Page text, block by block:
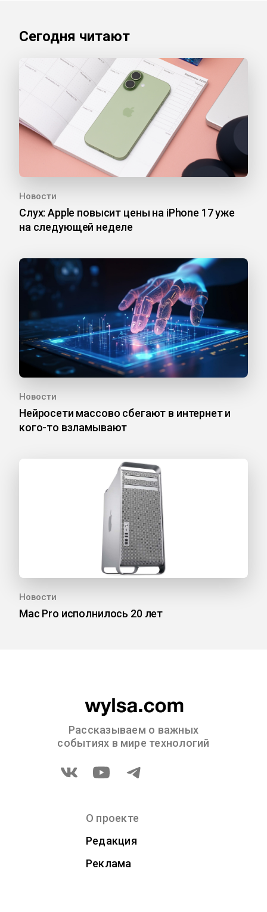
Сегодня читают
Новости
Слух: Apple повысит цены на iPhone 17 уже
на следующей неделе
Новости
Нейросети массово сбегают в интернет и
кого-то взламывают
Новости
Mac Pro исполнилось 20 лет
Рассказываем о важных
событиях в мире технологий
О проекте
Редакция
Реклама